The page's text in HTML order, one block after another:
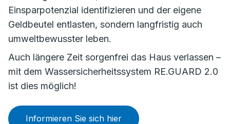
Einsparpotenzial identifizieren und der eigene
Geldbeutel entlasten, sondern langfristig auch
umweltbewusster leben.
Auch längere Zeit sorgenfrei das Haus verlassen –
mit dem Wassersicherheitssystem RE.GUARD 2.0
ist dies möglich!
Informieren Sie sich hier